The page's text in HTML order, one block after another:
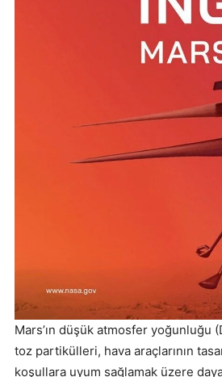
Mars’ın düşük atmosfer yoğunluğu
toz partikülleri, hava araçlarının
koşullara uyum sağlamak üzere